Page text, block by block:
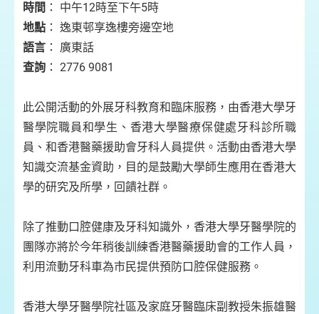
時間 ： 中午12時至下午5時
地點 ： 逸東邨享逸樓旁邊空地
語言 ： 廣東話
查詢 ： 2776 9081
此公開活動的外展牙科教育和臨床服務，由香港大學牙
醫學院職員和學生、香港大學醫療保健處牙科診所職
員、和香港醫藥援助會牙科人員提供。活動由香港大學
知識交流基金資助，目的是鼓勵大學師生應用在香港大
學的研究及所學，回饋社群。
除了推動口腔健康及牙科知識外，香港大學牙醫學院的
團隊亦將於今年稍後訓練香港醫藥援助會的工作人員，
利用流動牙科車為市民提供預防口腔保健服務。
香港大學牙醫學院社區及家庭牙醫臨床副教授朱振雄醫